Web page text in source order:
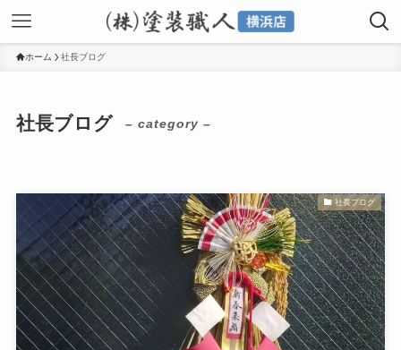
ホーム 社長ブログ
社長ブログ – category –
社長ブログ